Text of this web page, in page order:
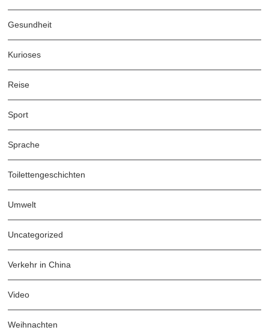
Gesundheit
Kurioses
Reise
Sport
Sprache
Toilettengeschichten
Umwelt
Uncategorized
Verkehr in China
Video
Weihnachten